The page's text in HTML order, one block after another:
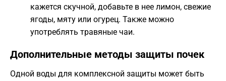
кажется скучной, добавьте в нее лимон, свежие
ягоды, мяту или огурец. Также можно
употреблять травяные чаи.
​Дополнительные методы защиты почек
​Одной воды для комплексной защиты может быть